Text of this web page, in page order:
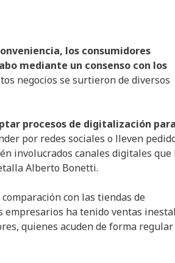
los consumidores
mediante un consenso con los
negocios se surtieron de diversos
procesos de digitalización
por redes sociales o lleven
involucrados canales digitales que
Alberto Bonetti.
con las tiendas de
empresarios ha tenido ventas
quienes acuden de forma regular